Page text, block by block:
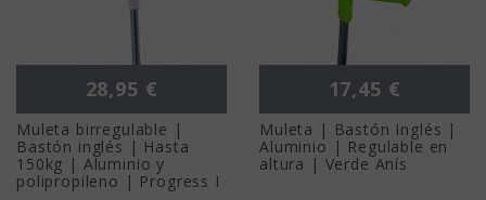
Precio
28,95 €
Muleta birregulable |
Bastón inglés | Hasta
150kg | Aluminio y
polipropileno | Progress I
Precio
17,45 €
Muleta | Bastón Inglés |
Aluminio | Regulable en
altura | Verde Anís